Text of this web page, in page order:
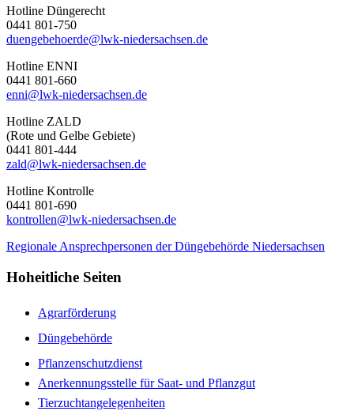
Hotline Düngerecht
0441 801-750
duengebehoerde@lwk-niedersachsen.de
Hotline ENNI
0441 801-660
enni@lwk-niedersachsen.de
Hotline ZALD
(Rote und Gelbe Gebiete)
0441 801-444
zald@lwk-niedersachsen.de
Hotline Kontrolle
0441 801-690
kontrollen@lwk-niedersachsen.de
Regionale Ansprechpersonen der Düngebehörde Niedersachsen
Hoheitliche Seiten
Agrarförderung
Düngebehörde
Pflanzenschutzdienst
Anerkennungsstelle für Saat- und Pflanzgut
Tierzuchtangelegenheiten